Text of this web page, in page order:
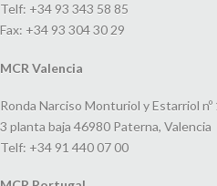
Telf: +34 93 343 58 85
Fax: +34 93 304 30 29
MCR Valencia
Ronda Narciso Monturiol y Estarriol
3 planta baja 46980 Paterna, Valencia
Telf: +34 91 440 07 00